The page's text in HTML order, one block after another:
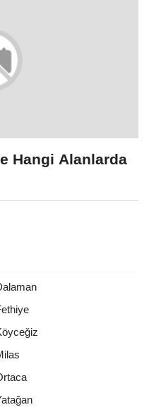
Hangi Alanlarda